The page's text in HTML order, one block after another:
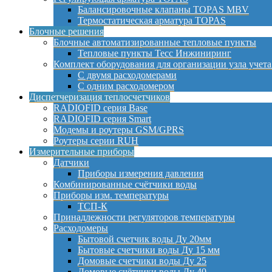
Балансировочные клапаны TOPAS MBV
Термостатическая арматура TOPAS
Блочные решения
Блочные автоматизированные тепловые пункты
Тепловые пункты Тесс Инжиниринг
Комплект оборудования для организации узла
С двумя расходомерами
С одним расходомером
Диспетчеризация теплосчетчиков
RADIOFID серия Base
RADIOFID серия Smart
Модемы и роутеры GSM/GPRS
Роутеры серии RUH
Измерительные приборы
Датчики
Приборы измерения давления
Комбинированные счётчики воды
Приборы изм. температуры
ТСП-К
Принадлежности регуляторов температуры
Расходомеры
Бытовой счетчик воды Ду 20мм
Бытовые счетчики воды Ду 15 мм
Домовые счетчики воды Ду 25